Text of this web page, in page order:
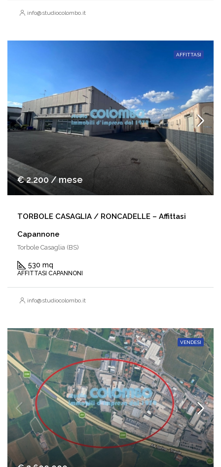
info@studiocolombo.it
AFFITTASI
€ 2.200 / mese
TORBOLE CASAGLIA / RONCADELLE – Affittasi
Capannone
Torbole Casaglia (BS)
530 mq
AFFITTASI CAPANNONI
info@studiocolombo.it
VENDESI